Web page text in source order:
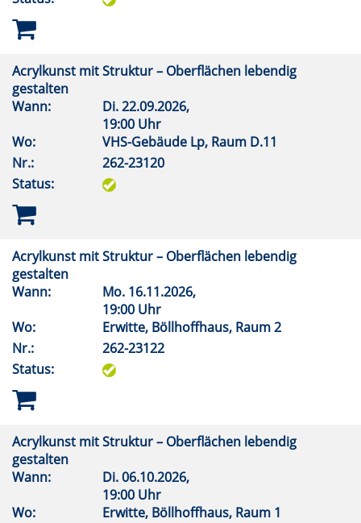
Acrylkunst mit Struktur – Oberflächen lebendig
gestalten
Wann:
Di.22.09.2026,
19:00 Uhr
Wo:
VHS-Gebäude Lp, Raum D.11
Nr.:
262-23120
Status:
Acrylkunst mit Struktur – Oberflächen lebendig
gestalten
Wann:
Mo. 16.11.2026,
19:00 Uhr
Wo:
Erwitte, Böllhoffhaus, Raum 2
Nr.:
262-23122
Status:
Acrylkunst mit Struktur – Oberflächen lebendig
gestalten
Wann:
Di.06.10.2026,
19:00 Uhr
Wo:
Erwitte, Böllhoffhaus, Raum 1